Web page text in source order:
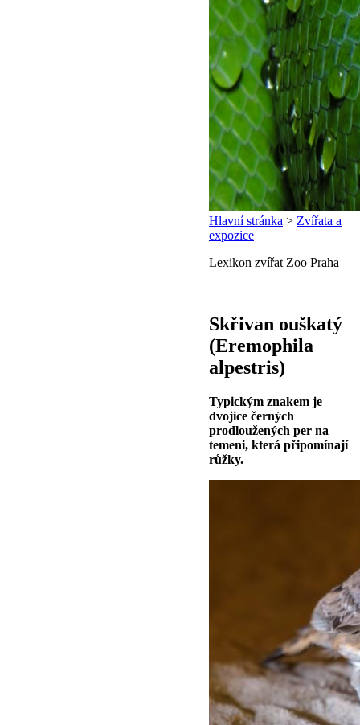
Hlavní stránka > Zvířata a
expozice
Lexikon zvířat Zoo Praha
Skřivan ouškatý
(Eremophila
alpestris)
Typickým znakem je
dvojice černých
prodloužených per na
temeni, která připomínají
růžky.